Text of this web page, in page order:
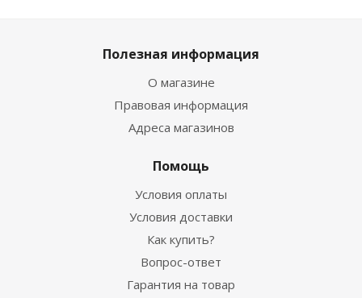
Полезная информация
О магазине
Правовая информация
Адреса магазинов
Помощь
Условия оплаты
Условия доставки
Как купить?
Вопрос-ответ
Гарантия на товар